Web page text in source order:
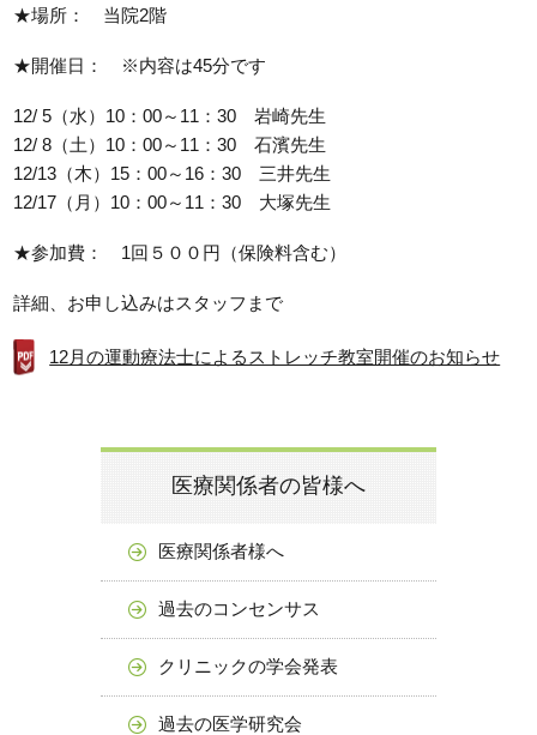
★場所： 当院2階
★開催日： ※内容は45分です
12/ 5（水）10：00～11：30 岩崎先生
12/ 8（土）10：00～11：30 石濱先生
12/13（木）15：00～16：30 三井先生
12/17（月）10：00～11：30 大塚先生
★参加費： 1回５００円（保険料含む）
詳細、お申し込みはスタッフまで
12月の運動療法士によるストレッチ教室開催のお知らせ
医療関係者の皆様へ
医療関係者様へ
過去のコンセンサス
クリニックの学会発表
過去の医学研究会